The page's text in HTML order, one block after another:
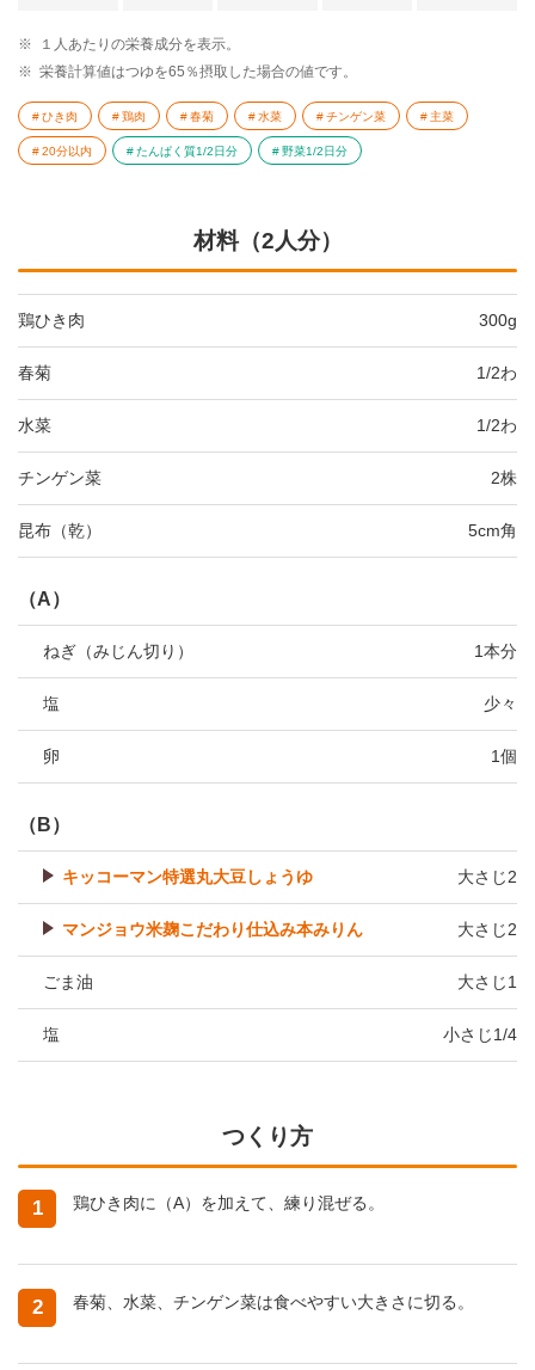
※
１人あたりの栄養成分を表示。
※ 栄養計算値はつゆを65％摂取した場合の値です。
ひき肉 鶏肉 春菊 水菜 チンゲン菜 主菜
20分以内 たんぱく質1/2日分 野菜1/2日分
材料（2人分）
鶏ひき肉 300g
春菊 1/2わ
水菜 1/2わ
チンゲン菜 2株
昆布（乾） 5cm角
（A）
ねぎ（みじん切り） 1本分
塩 少々
卵 1個
（B）
キッコーマン特選丸大豆しょうゆ 大さじ2
マンジョウ米麹こだわり仕込み本みりん 大さじ2
ごま油 大さじ1
塩 小さじ1/4
つくり方
1 鶏ひき肉に（A）を加えて、練り混ぜる。
2 春菊、水菜、チンゲン菜は食べやすい大きさに切る。